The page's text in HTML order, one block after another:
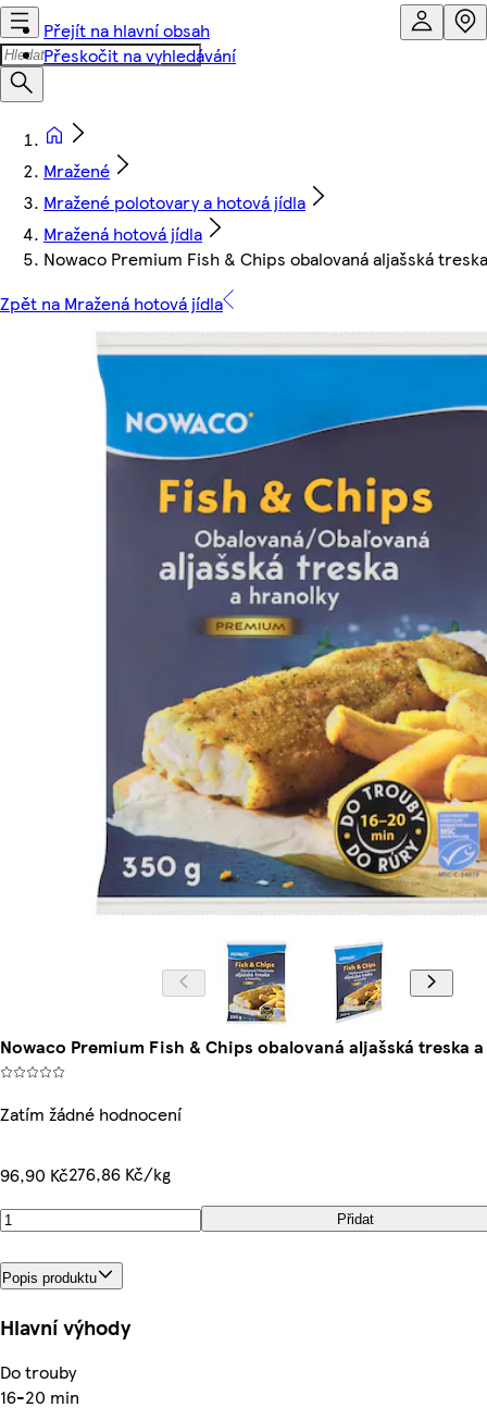
Přejít na hlavní obsah
Přeskočit na vyhledávání
Mražené
Mražené polotovary a hotová jídla
Mražená hotová jídla
Nowaco Premium Fish & Chips obalovaná aljašská
Zpět na Mražená hotová jídla
Nowaco Premium Fish & Chips obalovaná aljašská treska
Zatím žádné hodnocení
96,90 Kč276,86 Kč/kg
Přidat
Popis produktu
Hlavní výhody
Do trouby
16-20 min